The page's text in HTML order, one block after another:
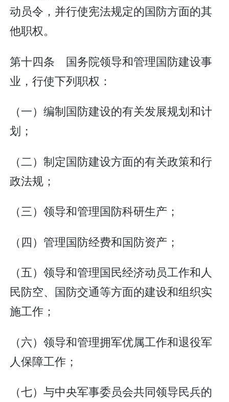
动员令，并行使宪法规定的国防方面的其
他职权。
第十四条 国务院领导和管理国防建设事
业，行使下列职权：
（一）编制国防建设的有关发展规划和计
划；
（二）制定国防建设方面的有关政策和行
政法规；
（三）领导和管理国防科研生产；
（四）管理国防经费和国防资产；
（五）领导和管理国民经济动员工作和人
民防空、国防交通等方面的建设和组织实
施工作；
（六）领导和管理拥军优属工作和退役军
人保障工作；
（七）与中央军事委员会共同领导民兵的